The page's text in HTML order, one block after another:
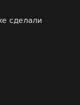
сделали